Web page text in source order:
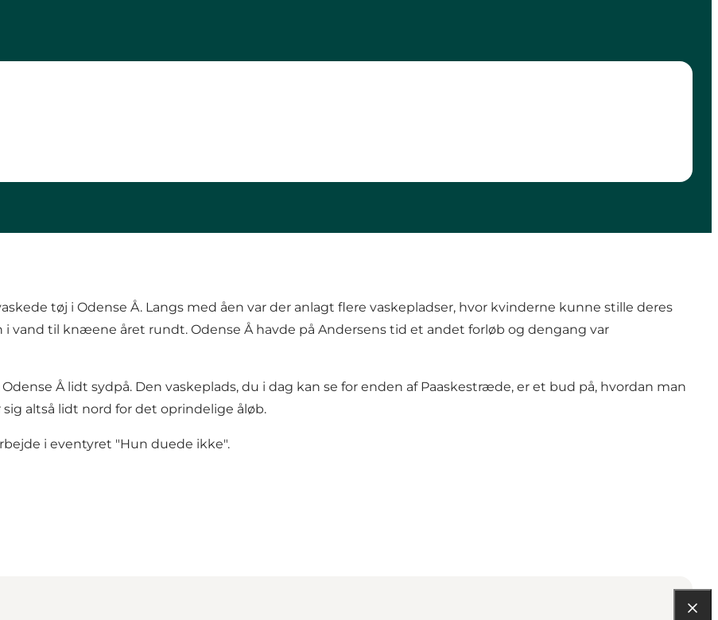
tøj i Odense Å. Langs med åen var der anlagt flere vaskepladser, hvor kvinderne kunne stille deres
vand til knæene året rundt. Odense Å havde på Andersens tid et andet forløb og dengang var
Å lidt sydpå. Den vaskeplads, du i dag kan se for enden af Paaskestræde, er et bud på, hvordan man
altså lidt nord for det oprindelige åløb.
i eventyret "Hun duede ikke".